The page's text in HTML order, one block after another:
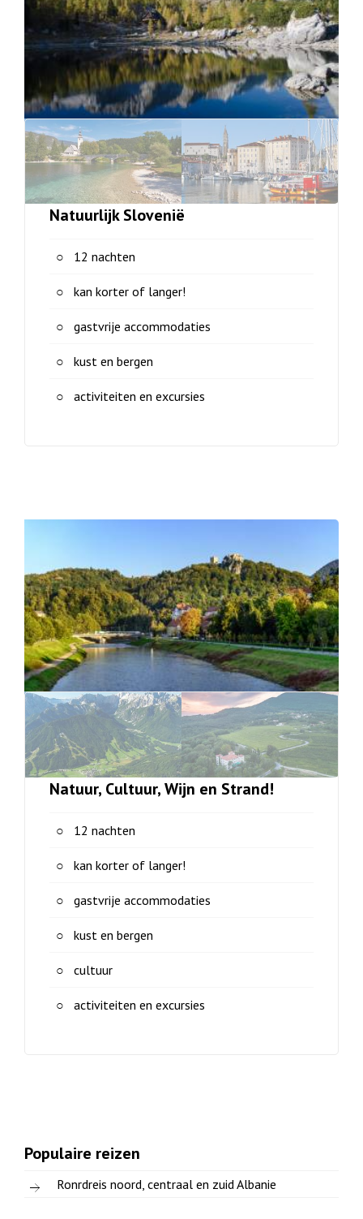
Natuurlijk Slovenië
12 nachten
kan korter of langer!
gastvrije accommodaties
kust en bergen
activiteiten en excursies
Natuur, Cultuur, Wijn en Strand!
12 nachten
kan korter of langer!
gastvrije accommodaties
kust en bergen
cultuur
activiteiten en excursies
Populaire reizen
Ronrdreis noord, centraal en zuid Albanie